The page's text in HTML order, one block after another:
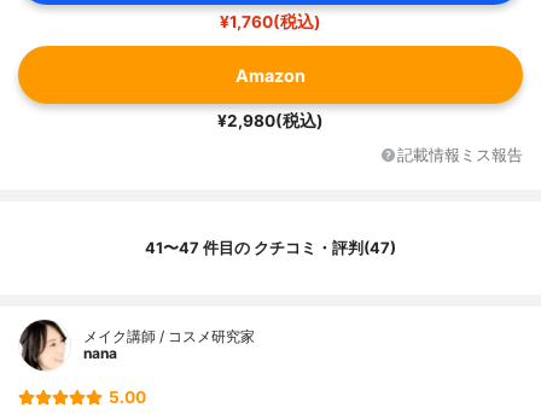
¥1,760(税込)
Amazon
¥2,980(税込)
記載情報ミス報告
41〜47 件目の クチコミ・評判(47)
メイク講師 / コスメ研究家
nana
5.00